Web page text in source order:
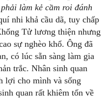
làm kẻ cầm roi đánh
nhi khả cầu dã, tuy chấp
Tử lương thiện nhưng
sự nghèo khổ. Ông đã
có lúc sẵn sàng làm gia
trắc. Nhân sinh quan
lợi cho mình và sống
quan rất khiêm tốn về